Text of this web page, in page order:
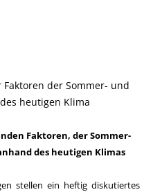
der Sommer- und
heutigen Klima
Faktoren, der Sommer-
des heutigen Klimas
stellen ein heftig diskutiertes